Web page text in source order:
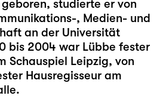
geboren, studierte er von
, Medien- und
an der Universität
bis 2004 war Lübbe fester
Schauspiel Leipzig, von
Hausregisseur am